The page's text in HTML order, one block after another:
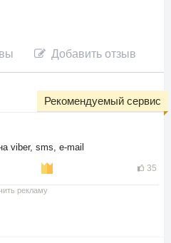
Добавить отзыв
viber, sms, e-mail
35
Рекомендуемый сервис
рекламу